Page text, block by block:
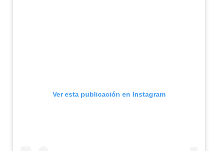
Ver esta publicación en Instagram